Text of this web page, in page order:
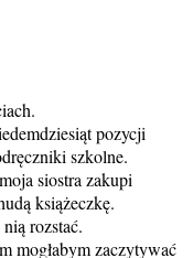
pozycji
szkolne.
siostra zakupi
książeczkę.
rozstać.
mogłabym zaczytywać